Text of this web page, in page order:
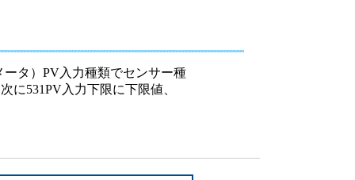
保全
備
タ）PV入力種類でセンサー種
に531PV入力下限に下限値、